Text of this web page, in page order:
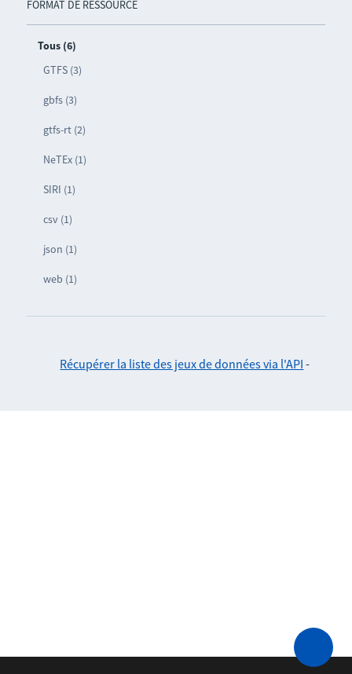
FORMAT DE RESSOURCE
Tous (6)
GTFS (3)
gbfs (3)
gtfs-rt (2)
NeTEx (1)
SIRI (1)
csv (1)
json (1)
web (1)
Récupérer la liste des jeux de données via l'API -